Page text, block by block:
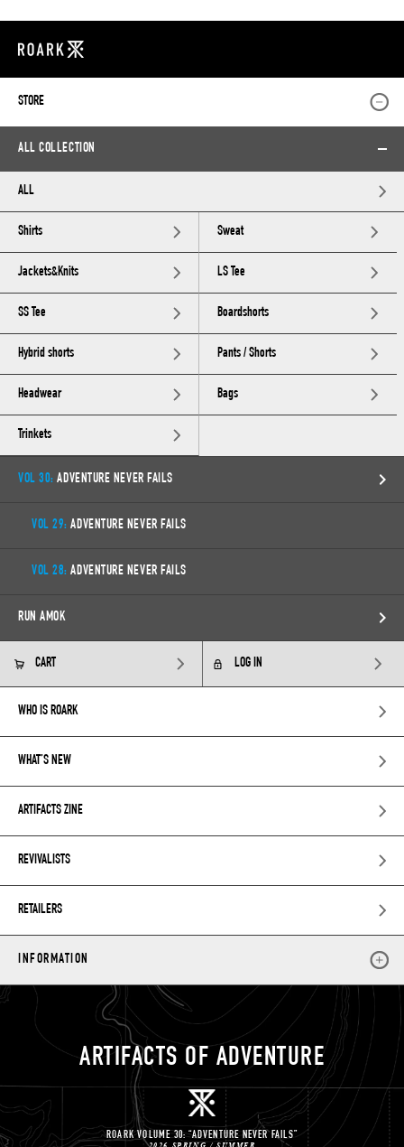
STORE
ALL COLLECTION
ALL
Shirts Sweat
Jackets&Knits LS Tee
SS Tee Boardshorts
Hybrid shorts Pants / Shorts
Headwear Bags
Trinkets
VOL 30: ADVENTURE NEVER FAILS
VOL 29: ADVENTURE NEVER FAILS
VOL 28: ADVENTURE NEVER FAILS
RUN AMOK
CART LOG IN
WHO IS ROARK
WHAT’S NEW
ARTIFACTS ZINE
REVIVALISTS
RETAILERS
INFORMATION
ARTIFACTS OF ADVENTURE
ROARK VOLUME 30: “ADVENTURE NEVER FAILS”